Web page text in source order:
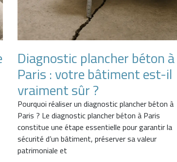
Diagnostic plancher béton à
Paris : votre bâtiment est-il
vraiment sûr ?
Pourquoi réaliser un diagnostic plancher béton à
Paris ? Le diagnostic plancher béton à Paris
constitue une étape essentielle pour garantir la
sécurité d’un bâtiment, préserver sa valeur
patrimoniale et